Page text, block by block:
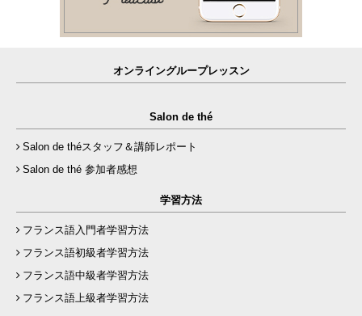
オンライングループレッスン
Salon de thé
Salon de théスタッフ＆講師レポート
Salon de thé 参加者感想
学習方法
フランス語入門者学習方法
フランス語初級者学習方法
フランス語中級者学習方法
フランス語上級者学習方法